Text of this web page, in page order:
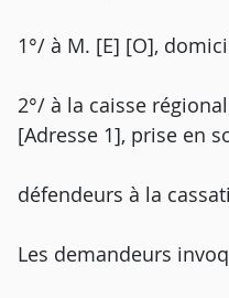
1°/ à M. [E] [O],
2°/ à la caisse
[Adresse 1], prise en
défendeurs à la
Les demandeurs